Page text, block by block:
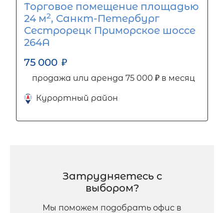
Торговое помещение площадью
24 м2, Санкт-Петербург
Сестрорецк Приморское шоссе
264А
75 000 ₽
продажа или аренда 75 000 ₽ в месяц
Курортный район
Затрудняетесь с
выбором?
Мы поможем подобрать офис в